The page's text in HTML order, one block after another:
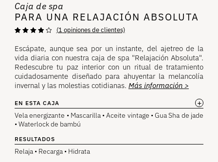
Caja de spa
PARA UNA RELAJACIÓN ABSOLUTA
4,00
sobre 5
basada en
opinión de
cliente.
(1opiniones de clientes)
Escápate, aunque sea por un instante, del ajetreo de la
vida diaria con nuestra caja de spa "Relajación Absoluta".
Redescubre tu paz interior con un ritual de tratamiento
cuidadosamente diseñado para ahuyentar la melancolía
invernal y las molestias cotidianas. Más información >
EN ESTA CAJA +
Vela energizante • Mascarilla • Aceite vintage • Gua Sha de jade
• Waterlock de bambú
RESULTADOS
Relaja • Recarga • Hidrata